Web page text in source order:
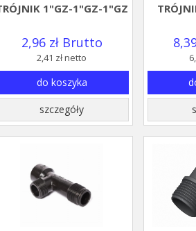
1"GZ-1"GZ-1"GZ
2,96 zł Brutto
2,41 zł netto
do koszyka
szczegóły